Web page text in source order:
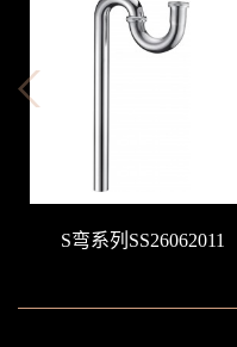
S弯系列SS26062011